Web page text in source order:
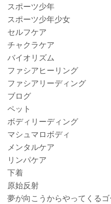
スポーツ少年
スポーツ少年少女
セルフケア
チャクラケア
バイオリズム
ファシアヒーリング
ファシアリーディング
ブログ
ペット
ボディリーディング
マシュマロボディ
メンタルケア
リンパケア
下着
原始反射
夢が向こうからやってくる